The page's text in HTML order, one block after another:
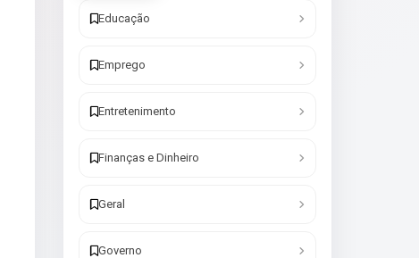
Educação
Emprego
Entretenimento
Finanças e Dinheiro
Geral
Governo